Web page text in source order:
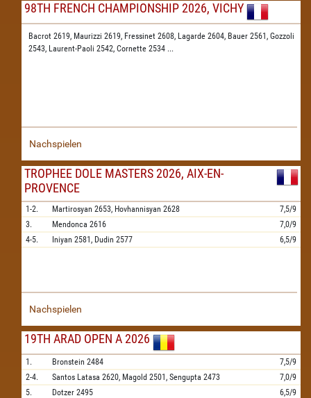
98TH FRENCH CHAMPIONSHIP 2026, VICHY
Bacrot 2619, Maurizzi 2619, Fressinet 2608, Lagarde 2604, Bauer 2561, Gozzoli
2543, Laurent-Paoli 2542, Cornette 2534 ...
Nachspielen
TROPHEE DOLE MASTERS 2026, AIX-EN-
PROVENCE
1-2. Martirosyan 2653, Hovhannisyan 2628
7,5/9
3.
Mendonca 2616
7,0/9
4-5.
Iniyan 2581, Dudin 2577 6,5/9
Nachspielen
19TH ARAD OPEN A 2026
1. Bronstein 2484
7,5/9
2-4.
Santos Latasa 2620, Magold 2501, Sengupta 2473
7,0/9
5.
Dotzer 2495 6,5/9